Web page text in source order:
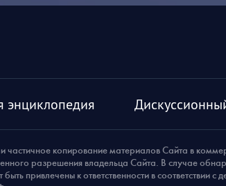
энциклопедия
копирование материалов Сайта в
разрешения владельца Сайта. В случае
привлечены к ответственности в соответствии с